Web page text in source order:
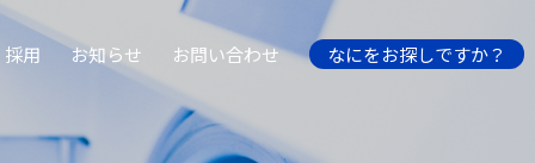
採用 お知らせ お問い合わせ なにをお探しですか？